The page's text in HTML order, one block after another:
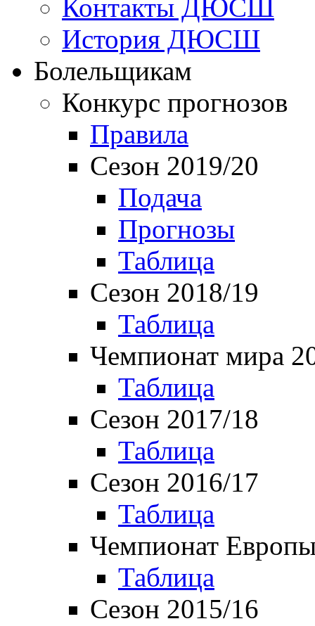
Контакты ДЮСШ
История ДЮСШ
Болельщикам
Конкурс прогнозов
Правила
Сезон 2019/20
Подача
Прогнозы
Таблица
Сезон 2018/19
Таблица
Чемпионат мира
Таблица
Сезон 2017/18
Таблица
Сезон 2016/17
Таблица
Чемпионат
Таблица
Сезон 2015/16